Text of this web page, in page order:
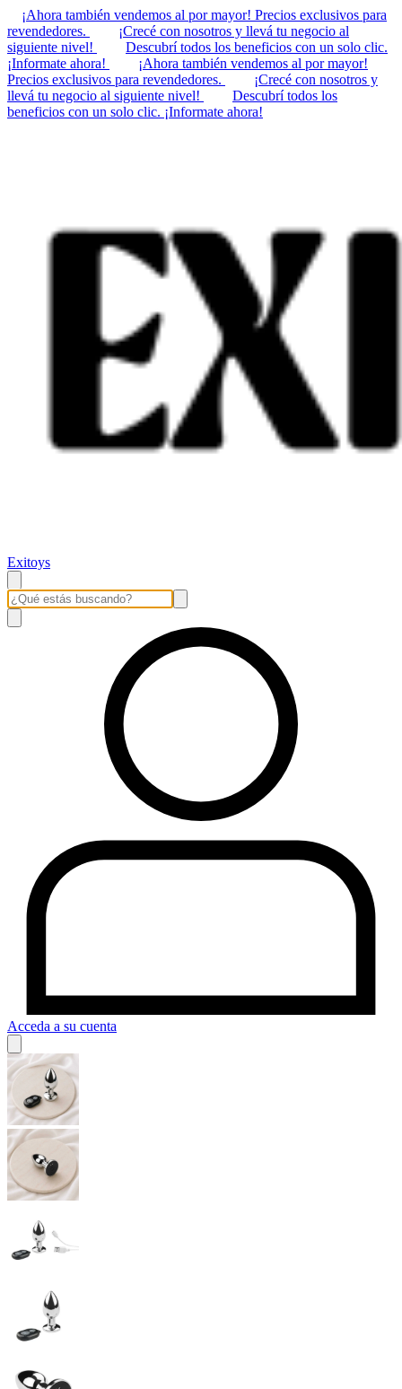
¡Ahora también vendemos al por mayor! Precios exclusivos para
revendedores.
¡Crecé con nosotros y llevá tu negocio al
siguiente nivel!
Descubrí todos los beneficios con un solo clic.
¡Informate ahora!
¡Ahora también vendemos al por mayor!
Precios exclusivos para revendedores.
¡Crecé con nosotros y
llevá tu negocio al siguiente nivel!
Descubrí todos los
beneficios con un solo clic. ¡Informate ahora!
Exitoys
Acceda a su cuenta